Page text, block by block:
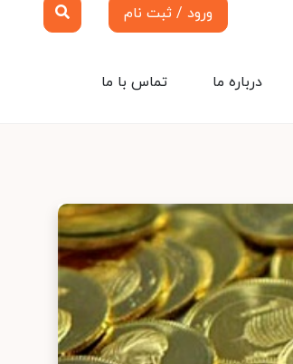
ورود / ثبت نام
تماس با ما درباره ما